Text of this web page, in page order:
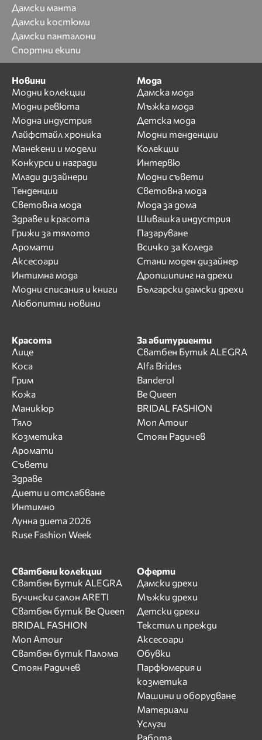
Дамски манта
Дамски костюми
Дамски панталони
Спортни екипи
Новини
Модни колекции
Модни ревюта
Модна индустрия
Лайфстайл хроника
Манекени и модели
Конкурси и награди
Млади дизайнери
Тенденции
Световна мода
Здраве и красота
Грижи за тялото
Аромати
Аксесоари
Интимна мода
Модни списания и книги
Любопитни новини
Мода
Дамска мода
Мъжка мода
Детска мода
Модни тенденции
Колекции
Интервю
Модни съвети
Световна мода
Мода за дома
Шивашка индустрия
Пазаруване
Всичко за Коледа
Стани моден дизайнер
Дропшипинг на дрехи
Български дамски дрехи
Красота
Лице
Коса
Грим
Кожа
Маникюр
Тяло
Козметика
Аромати
Съвети
Здраве
Диети и отслабване
Интимно
Лунна диета 2026
Ruse Fashion Week
За абитуриенти
Сватбен Бутик ALEGRA
Alfa Brides
Banderol
Be Queen
BRIDAL FASHION
Mon Amour
Стоян Радичев
Сватбени колекции
Сватбен Бутик ALEGRA
Бучински салон ARETI
Сватбен бутик Be Queen
BRIDAL FASHION
Mon Amour
Сватбен бутик Палома
Стоян Радичев
Оферти
Дамски дрехи
Мъжки дрехи
Детски дрехи
Текстил и прежди
Аксесоари
Обувки
Парфюмерия и
козметика
Машини и оборудване
Материали
Услуги
Работа